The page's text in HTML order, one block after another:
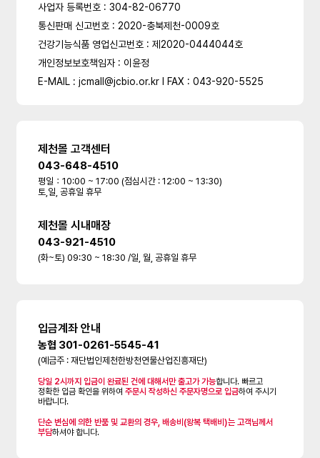
사업자 등록번호 : 304-82-06770
통신판매 신고번호 : 2020-충북제천-0009호
건강기능식품 영업신고번호 : 제2020-0444044호
개인정보보호책임자 : 이윤정
E-MAIL : jcmall@jcbio.or.kr l FAX : 043-920-5525
제천몰 고객센터
043-648-4510
평일：10:00 ~ 17:00 (점심시간 : 12:00 ~ 13:30)
토,일, 공휴일 휴무
제천몰 시내매장
043-921-4510
(화~토) 09:30 ~ 18:30 /일, 월, 공휴일 휴무
입금계좌 안내
농협 301-0261-5545-41
(예금주 : 재단법인제천한방천연물산업진흥재단)
당일 2시까지 입금이 완료된 건에 대해서만 출고가 가능합니다. 빠르고
정확한 입금 확인을 위하여주문시 작성하신 주문자명으로 입금하여 주시기
바랍니다.
단순 변심에 의한 반품 및 교환의 경우, 배송비(왕복 택배비)는 고객님께서
부담하셔야 합니다.